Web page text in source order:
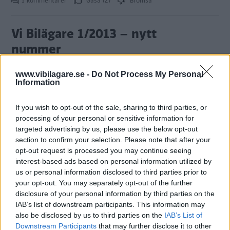
www.vibilagare.se - Do Not Process My Personal
Information
If you wish to opt-out of the sale, sharing to third parties, or
processing of your personal or sensitive information for
targeted advertising by us, please use the below opt-out
section to confirm your selection. Please note that after your
opt-out request is processed you may continue seeing
interest-based ads based on personal information utilized by
us or personal information disclosed to third parties prior to
your opt-out. You may separately opt-out of the further
disclosure of your personal information by third parties on the
IAB’s list of downstream participants. This information may
also be disclosed by us to third parties on the IAB’s List of
Downstream Participants that may further disclose it to other
Vi Bilägare 1/2013 – nytt
nummer
presenteras, tunga bilar vinnare med nya miljöreglerna och
0 kommentarer Gasa (1) Bromsa (2)
Ny tidning - stort testspecial!
TIDNINGEN 1 januari 2013 Vi Bilägare Testspecial är en
omfattande faktabank och karta till det lyckade köpet – ett
magasin i vilket du hittar ett års arbete av fem
professionella biljournalister som alla jobbat mot ett
gemensamt mål; att ta fram årets bästa köp i de vanligaste
bilkategorierna.